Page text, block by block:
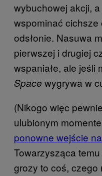
wybuchowej akcji,
wspominać
odsłonie. Nasuwa
pierwszej i drugiej
wspaniałe, ale jeśli
Space wygrywa w
(Nikogo więc
ulubionym
ponowne wejście
Towarzysząca
grozy to coś, czego